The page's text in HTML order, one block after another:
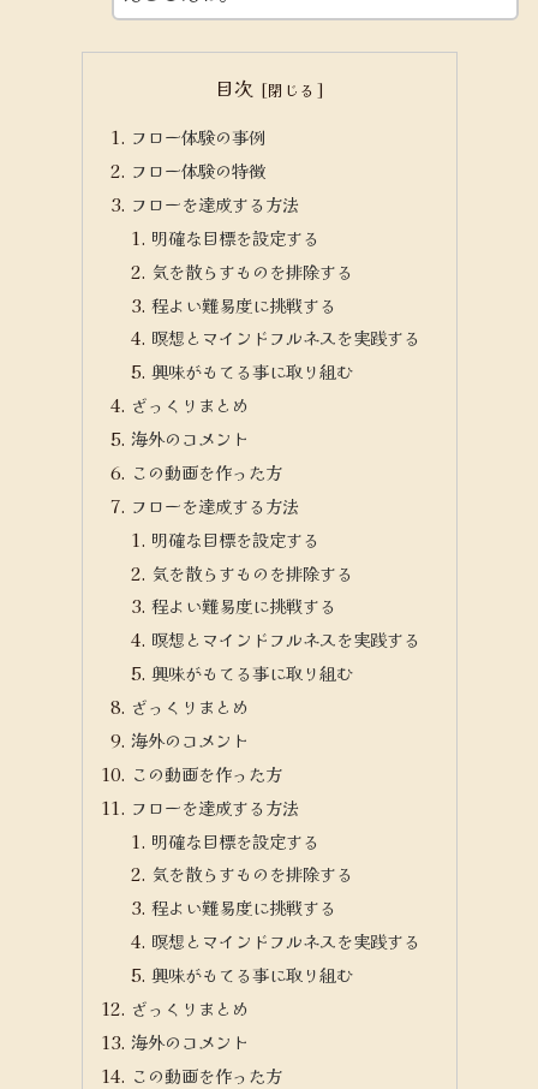
目次
フロー体験の事例
フロー体験の特徴
フローを達成する方法
明確な目標を設定する
気を散らすものを排除する
程よい難易度に挑戦する
瞑想とマインドフルネスを実践する
興味がもてる事に取り組む
ざっくりまとめ
海外のコメント
この動画を作った方
フローを達成する方法
明確な目標を設定する
気を散らすものを排除する
程よい難易度に挑戦する
瞑想とマインドフルネスを実践する
興味がもてる事に取り組む
ざっくりまとめ
海外のコメント
この動画を作った方
フローを達成する方法
明確な目標を設定する
気を散らすものを排除する
程よい難易度に挑戦する
瞑想とマインドフルネスを実践する
興味がもてる事に取り組む
ざっくりまとめ
海外のコメント
この動画を作った方